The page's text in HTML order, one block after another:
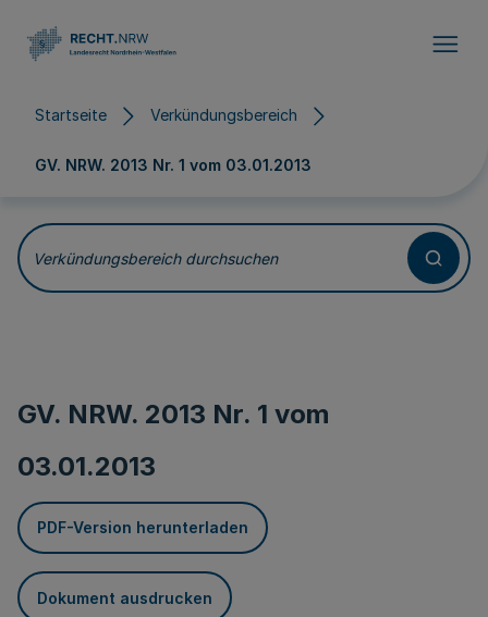
Startseite Verkündungsbereich
GV. NRW. 2013 Nr. 1 vom 03.01.2013
Verkündungsbereich durchsuchen
GV. NRW. 2013 Nr. 1 vom
03.01.2013
PDF-Version herunterladen
Dokument ausdrucken